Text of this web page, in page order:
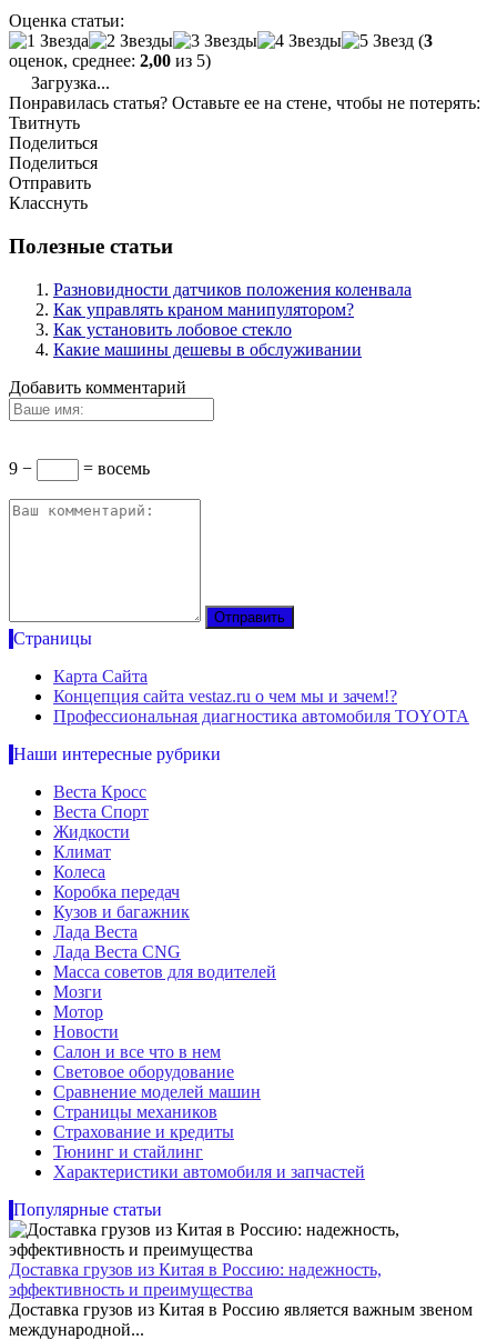
Оценка статьи:
(3
оценок, среднее: 2,00 из 5)
Загрузка...
Понравилась статья? Оставьте ее на стене, чтобы не потерять:
Твитнуть
Поделиться
Поделиться
Отправить
Класснуть
Полезные статьи
Разновидности датчиков положения коленвала
Как управлять краном манипулятором?
Как установить лобовое стекло
Какие машины дешевы в обслуживании
Добавить комментарий
9 − = восемь
Страницы
Карта Сайта
Концепция сайта vestaz.ru о чем мы и зачем!?
Профессиональная диагностика автомобиля TOYOTA
Наши интересные рубрики
Веста Кросс
Веста Спорт
Жидкости
Климат
Колеса
Коробка передач
Кузов и багажник
Лада Веста
Лада Веста CNG
Масса советов для водителей
Мозги
Мотор
Новости
Салон и все что в нем
Световое оборудование
Сравнение моделей машин
Страницы механиков
Страхование и кредиты
Тюнинг и стайлинг
Характеристики автомобиля и запчастей
Популярные статьи
Доставка грузов из Китая в Россию: надежность,
эффективность и преимущества
Доставка грузов из Китая в Россию является важным звеном
международной...